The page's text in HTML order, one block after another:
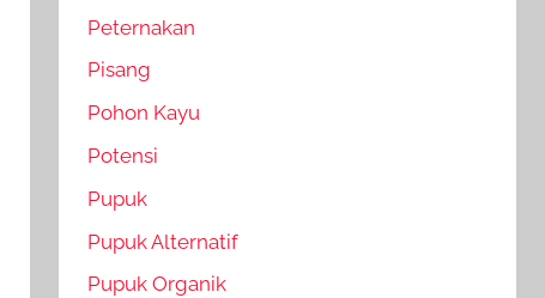
Peternakan
Pisang
Pohon Kayu
Potensi
Pupuk
Pupuk Alternatif
Pupuk Organik